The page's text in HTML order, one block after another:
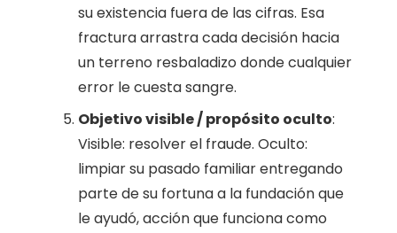
su existencia fuera de las cifras. Esa
fractura arrastra cada decisión hacia
un terreno resbaladizo donde cualquier
error le cuesta sangre.
Objetivo visible / propósito oculto:
Visible: resolver el fraude. Oculto:
limpiar su pasado familiar entregando
parte de su fortuna a la fundación que
le ayudó, acción que funciona como